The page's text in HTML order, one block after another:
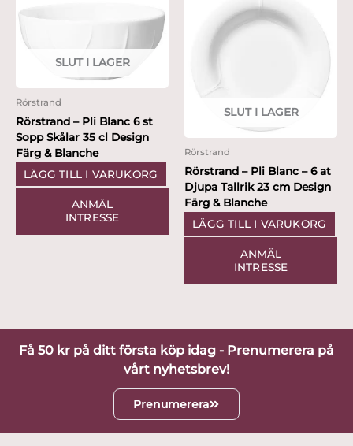
SLUT I LAGER
Rörstrand
Rörstrand – Pli Blanc 6 st
Sopp Skålar 35 cl Design
Färg & Blanche
LÄGG TILL I VARUKORG
ANMÄL
INTRESSE
SLUT I LAGER
Rörstrand
Rörstrand – Pli Blanc – 6 at
Djupa Tallrik 23 cm Design
Färg & Blanche
LÄGG TILL I VARUKORG
ANMÄL
INTRESSE
Få 50 kr på ditt första köp idag - Prenumerera på
vårt nyhetsbrev!
Prenumerera